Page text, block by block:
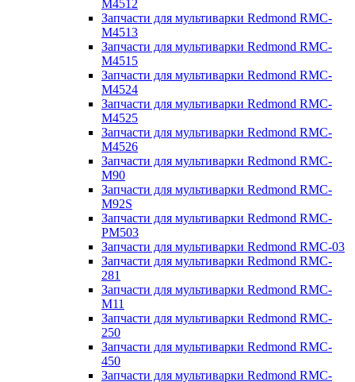
M4512
Запчасти для мультиварки Redmond RMC-
M4513
Запчасти для мультиварки Redmond RMC-
M4515
Запчасти для мультиварки Redmond RMC-
M4524
Запчасти для мультиварки Redmond RMC-
M4525
Запчасти для мультиварки Redmond RMC-
M4526
Запчасти для мультиварки Redmond RMC-
M90
Запчасти для мультиварки Redmond RMC-
M92S
Запчасти для мультиварки Redmond RMC-
PM503
Запчасти для мультиварки Redmond RMC-03
Запчасти для мультиварки Redmond RMC-
281
Запчасти для мультиварки Redmond RMC-
M11
Запчасти для мультиварки Redmond RMC-
250
Запчасти для мультиварки Redmond RMC-
450
Запчасти для мультиварки Redmond RMC-